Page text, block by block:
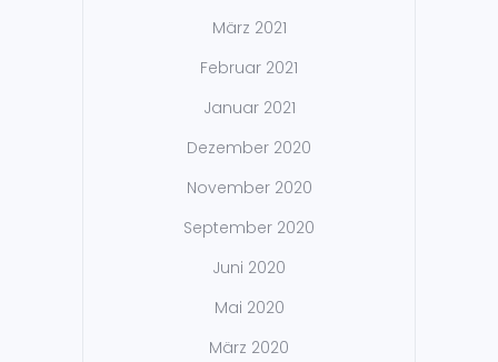
März 2021
Februar 2021
Januar 2021
Dezember 2020
November 2020
September 2020
Juni 2020
Mai 2020
März 2020